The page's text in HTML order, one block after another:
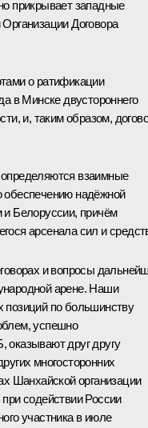
прикрывает западные
Договора
о ратификации
в Минске двустороннего
и, таким образом,
взаимные
обеспечению надёжной
и Белоруссии, причём
арсенала сил и
и вопросы
арене. Наши
позиций по большинству
успешно
друг другу
многосторонних
Шанхайской организации
содействии России
участника в июле